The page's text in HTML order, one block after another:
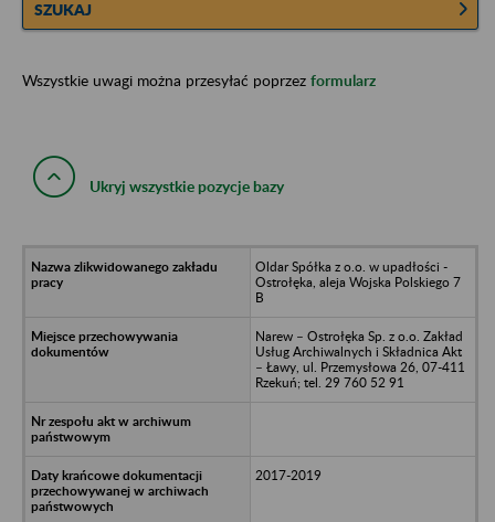
SZUKAJ
Wszystkie uwagi można przesyłać poprzez formularz
Ukryj wszystkie pozycje bazy
Oldar Spółka z o.o. w upadłości -
Ostrołęka, aleja Wojska Polskiego 7
B
Narew – Ostrołęka Sp. z o.o. Zakład
Usług Archiwalnych i Składnica Akt
– Ławy, ul. Przemysłowa 26, 07-411
Rzekuń; tel. 29 760 52 91
2017-2019